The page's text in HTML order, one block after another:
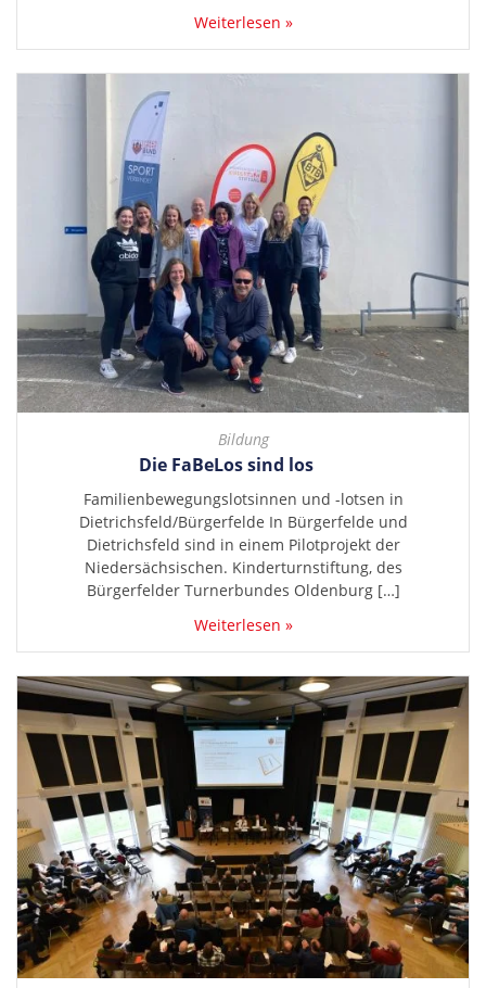
Weiterlesen »
Bildung
Die FaBeLos sind los
Familienbewegungslotsinnen und -lotsen in
Dietrichsfeld/Bürgerfelde In Bürgerfelde und
Dietrichsfeld sind in einem Pilotprojekt der
Niedersächsischen. Kinderturnstiftung, des
Bürgerfelder Turnerbundes Oldenburg […]
Weiterlesen »